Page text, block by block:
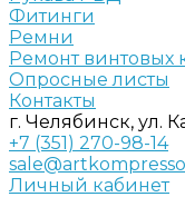
Фитинги
Ремни
Ремонт винтовых
Опросные листы
Контакты
г. Челябинск, ул.
+7 (351) 270-98-14
Личный кабинет